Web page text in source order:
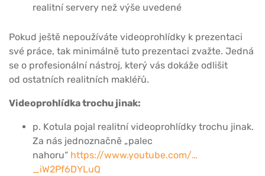
realitní servery než výše uvedené
Pokud ještě nepoužíváte videoprohlídky k prezentaci
své práce, tak minimálně tuto prezentaci zvažte. Jedná
se o profesionální nástroj, který vás dokáže odlišit
od ostatních realitních makléřů.
Videoprohlídka trochu jinak:
p. Kotula pojal realitní videoprohlídky trochu jinak.
Za nás jednoznačně „palec
nahoru“ https://www.youtube.com/…
_iW2Pf6DYLuQ